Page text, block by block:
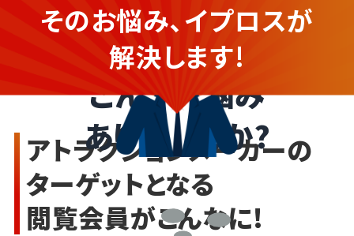
アトラクションメーカーの企業さ
ま
こんなお悩み
ありませんか?
運用に不安がある
そのお悩み、イプロスが
解決します!
アトラクションメーカーの
ターゲットとなる
閲覧会員がこんなに!